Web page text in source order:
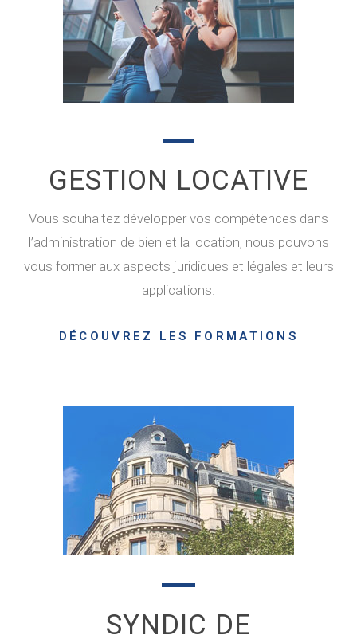
GESTION LOCATIVE
Vous souhaitez développer vos compétences dans
l’administration de bien et la location, nous pouvons
vous former aux aspects juridiques et légales et leurs
applications.
DÉCOUVREZ LES FORMATIONS
SYNDIC DE